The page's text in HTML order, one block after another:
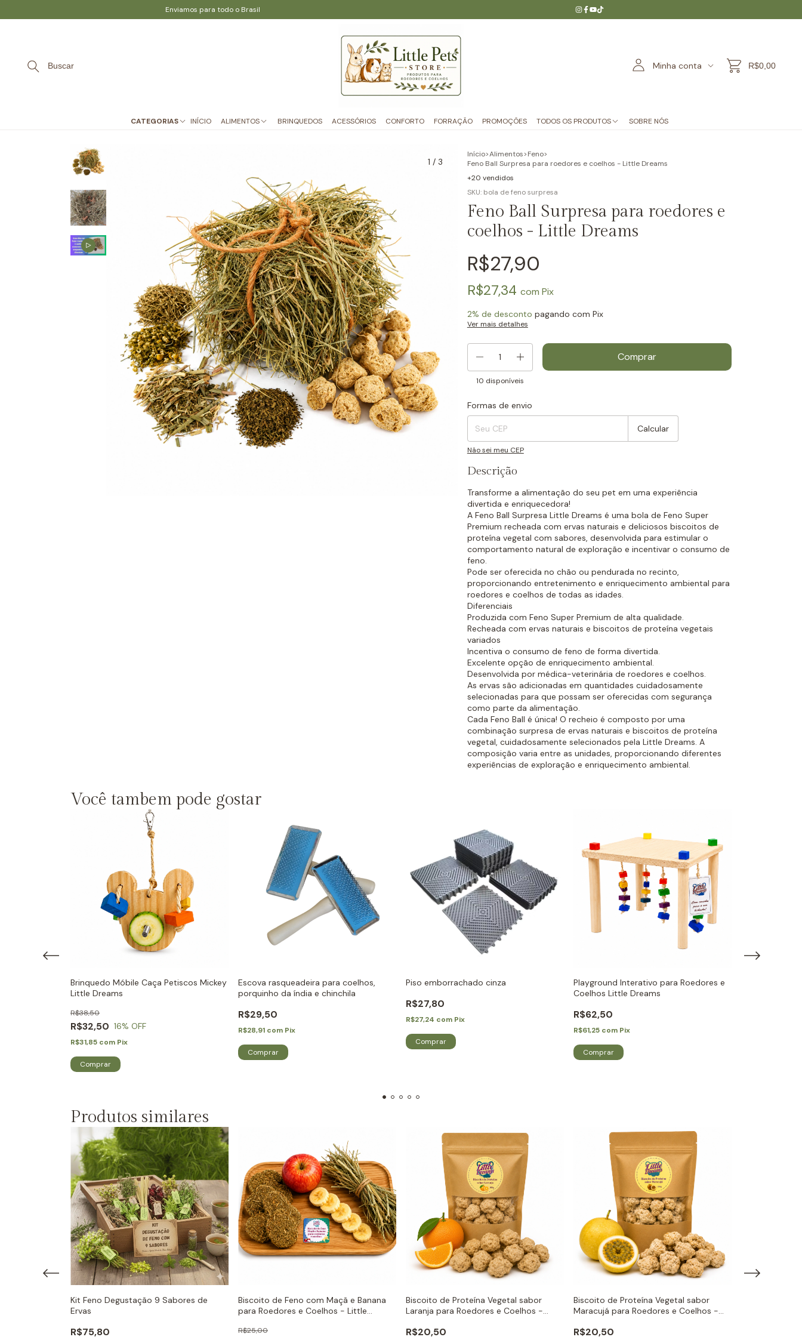
Enviamos para todo o Brasil
Buscar Minha conta R$0,00
CATEGORIAS INÍCIO ALIMENTOS BRINQUEDOS ACESSÓRIOS CONFORTO FORRAÇÃO PROMOÇÕES TODOS OS PRODUTOS SOBRE NÓS
1 / 3
Início>Alimentos>Feno>
Feno Ball Surpresa para roedores e coelhos - Little Dreams
+20 vendidos
SKU: bola de feno surpresa
Feno Ball Surpresa para roedores e
coelhos - Little Dreams
R$27,90
R$27,34 com Pix
2% de desconto pagando com Pix
Ver mais detalhes
10 disponíveis
Entregas para o CEP:
Formas de envio
Calcular
Não sei meu CEP
Descrição
Transforme a alimentação do seu pet em uma experiência
divertida e enriquecedora!
A Feno Ball Surpresa Little Dreams é uma bola de Feno Super
Premium recheada com ervas naturais e deliciosos biscoitos de
proteína vegetal com sabores, desenvolvida para estimular o
comportamento natural de exploração e incentivar o consumo de
feno.
Pode ser oferecida no chão ou pendurada no recinto,
proporcionando entretenimento e enriquecimento ambiental para
roedores e coelhos de todas as idades.
Diferenciais
Produzida com Feno Super Premium de alta qualidade.
Recheada com ervas naturais e biscoitos de proteína vegetais
variados
Incentiva o consumo de feno de forma divertida.
Excelente opção de enriquecimento ambiental.
Desenvolvida por médica-veterinária de roedores e coelhos.
As ervas são adicionadas em quantidades cuidadosamente
selecionadas para que possam ser oferecidas com segurança
como parte da alimentação.
Cada Feno Ball é única! O recheio é composto por uma
combinação surpresa de ervas naturais e biscoitos de proteína
vegetal, cuidadosamente selecionados pela Little Dreams. A
composição varia entre as unidades, proporcionando diferentes
experiências de exploração e enriquecimento ambiental.
Você tambem pode gostar
Brinquedo Móbile Caça Petiscos Mickey
Little Dreams
R$32,50
R$38,50
16% OFF
R$31,85 com Pix
Escova rasqueadeira para coelhos,
porquinho da índia e chinchila
R$29,50
R$28,91 com Pix
Piso emborrachado cinza
R$27,80
R$27,24 com Pix
Playground Interativo para Roedores e
Coelhos Little Dreams
R$62,50
R$61,25 com Pix
Produtos similares
Kit Feno Degustação 9 Sabores de
Ervas
R$75,80
Biscoito de Feno com Maçã e Banana
para Roedores e Coelhos - Little
R$25,00
Biscoito de Proteína Vegetal sabor
Laranja para Roedores e Coelhos -
R$20,50
Biscoito de Proteína Vegetal sabor
Maracujá para Roedores e Coelhos -
R$20,50